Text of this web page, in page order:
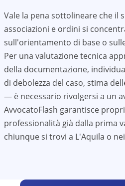
Vale la pena sottolineare che il
associazioni e ordini si
sull'orientamento di base o
Per una valutazione tecnica
della documentazione,
di debolezza del caso, stima
— è necessario rivolgersi a un
AvvocatoFlash garantisce
professionalità già dalla prima
chiunque si trovi a L'Aquila o